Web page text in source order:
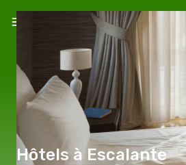
Hôtels à Escalante